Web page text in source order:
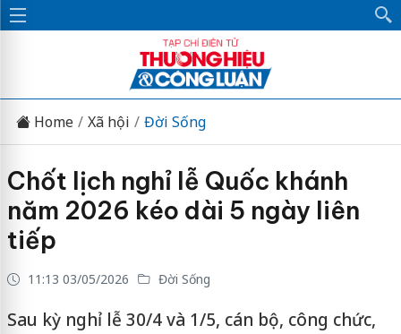
Home Xã hội Đời Sống
Chốt lịch nghỉ lễ Quốc khánh
năm 2026 kéo dài 5 ngày liên
tiếp
11:13 03/05/2026 Đời Sống
Sau kỳ nghỉ lễ 30/4 và 1/5, cán bộ, công chức,